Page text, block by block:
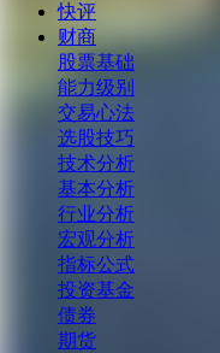
快评
财商
股票基础
能力级别
交易心法
选股技巧
技术分析
基本分析
行业分析
宏观分析
指标公式
投资基金
债券
期货